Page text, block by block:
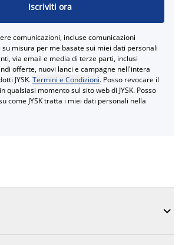
Iscriviti ora
comunicazioni, incluse comunicazioni
misura per me basate sui miei dati personali
via email e media di terze parti, inclusi
offerte, nuovi lanci e campagne nell'intera
JYSK.Termini e Condizioni. Posso revocare il
qualsiasi momento sul sito web di JYSK. Posso
come JYSK tratta i miei dati personali nella
